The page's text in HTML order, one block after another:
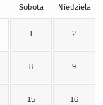
Sobota Niedziela
1 2
8 9
15 16